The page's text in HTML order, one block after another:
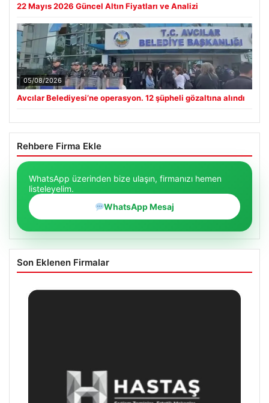
22 Mayıs 2026 Güncel Altın Fiyatları ve Analizi
05/08/2026
Avcılar Belediyesi’ne operasyon. 12 şüpheli gözaltına alındı
Rehbere Firma Ekle
WhatsApp üzerinden bize ulaşın, firmanızı hemen
listeleyelim.
WhatsApp Mesaj
Son Eklenen Firmalar